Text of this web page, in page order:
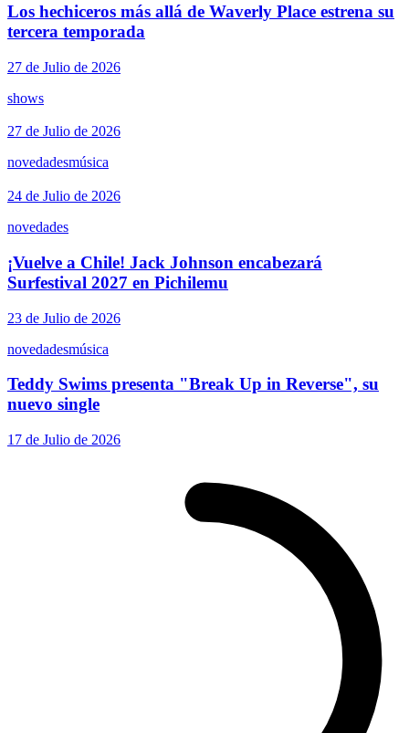
Los hechiceros más allá de Waverly Place estrena su
tercera temporada
27 de Julio de 2026
shows
27 de Julio de 2026
novedadesmúsica
24 de Julio de 2026
novedades
¡Vuelve a Chile! Jack Johnson encabezará
Surfestival 2027 en Pichilemu
23 de Julio de 2026
novedadesmúsica
Teddy Swims presenta "Break Up in Reverse", su
nuevo single
17 de Julio de 2026